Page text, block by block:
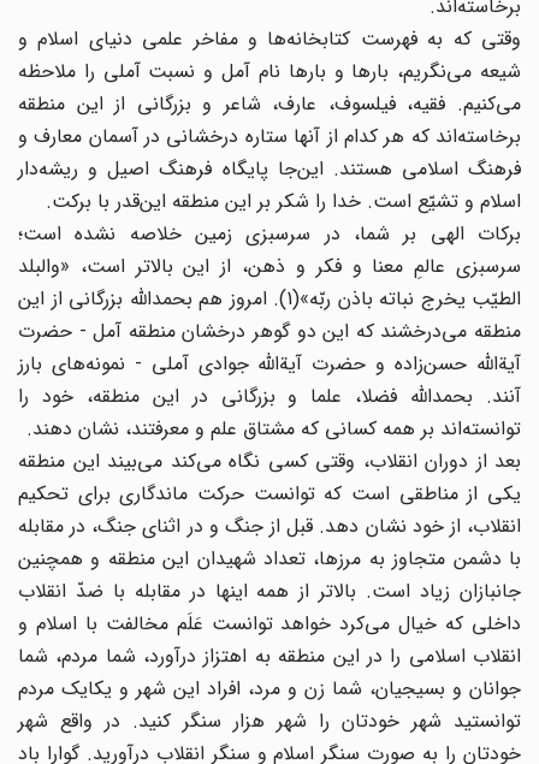
برخاسته‌اند.
وقتى که به فهرست کتابخانه‌ها و مفاخر علمى دنیاى اسلام و
شیعه مى‌نگریم، بارها و بارها نام آمل و نسبت آملى را ملاحظه
مى‌کنیم. فقیه، فیلسوف، عارف، شاعر و بزرگانى از این منطقه
برخاسته‌اند که هر کدام از آنها ستاره درخشانى در آسمان معارف و
فرهنگ اسلامى هستند. این‌جا پایگاه فرهنگ اصیل و ریشه‌دار
اسلام و تشیّع است. خدا را شکر بر این منطقه این‌قدر با برکت.
برکات الهى بر شما، در سرسبزى زمین خلاصه نشده است؛
سرسبزى عالمِ معنا و فکر و ذهن، از این بالاتر است، «والبلد
الطیّب یخرج نباته باذن ربّه»(1). امروز هم بحمداللَّه بزرگانى از این
منطقه مى‌درخشند که این دو گوهر درخشان منطقه آمل - حضرت
آیةاللَّه حسن‌زاده و حضرت آیةاللَّه جوادى آملى - نمونه‌هاى بارز
آنند. بحمداللَّه فضلا، علما و بزرگانى در این منطقه، خود را
توانسته‌اند بر همه کسانى که مشتاق علم و معرفتند، نشان دهند.
بعد از دوران انقلاب، وقتى کسى نگاه مى‌کند مى‌بیند این منطقه
یکى از مناطقى است که توانست حرکت ماندگارى براى تحکیم
انقلاب، از خود نشان دهد. قبل از جنگ و در اثناى جنگ، در مقابله
با دشمن متجاوز به مرزها، تعداد شهیدان این منطقه و همچنین
جانبازان زیاد است. بالاتر از همه اینها در مقابله با ضدّ انقلاب
داخلى که خیال مى‌کرد خواهد توانست عَلَم مخالفت با اسلام و
انقلاب اسلامى را در این منطقه به اهتزاز درآورد، شما مردم، شما
جوانان و بسیجیان، شما زن و مرد، افراد این شهر و یکایک مردم
توانستید شهر خودتان را شهر هزار سنگر کنید. در واقع شهر
خودتان را به صورت سنگر اسلام و سنگر انقلاب درآورید. گوارا باد